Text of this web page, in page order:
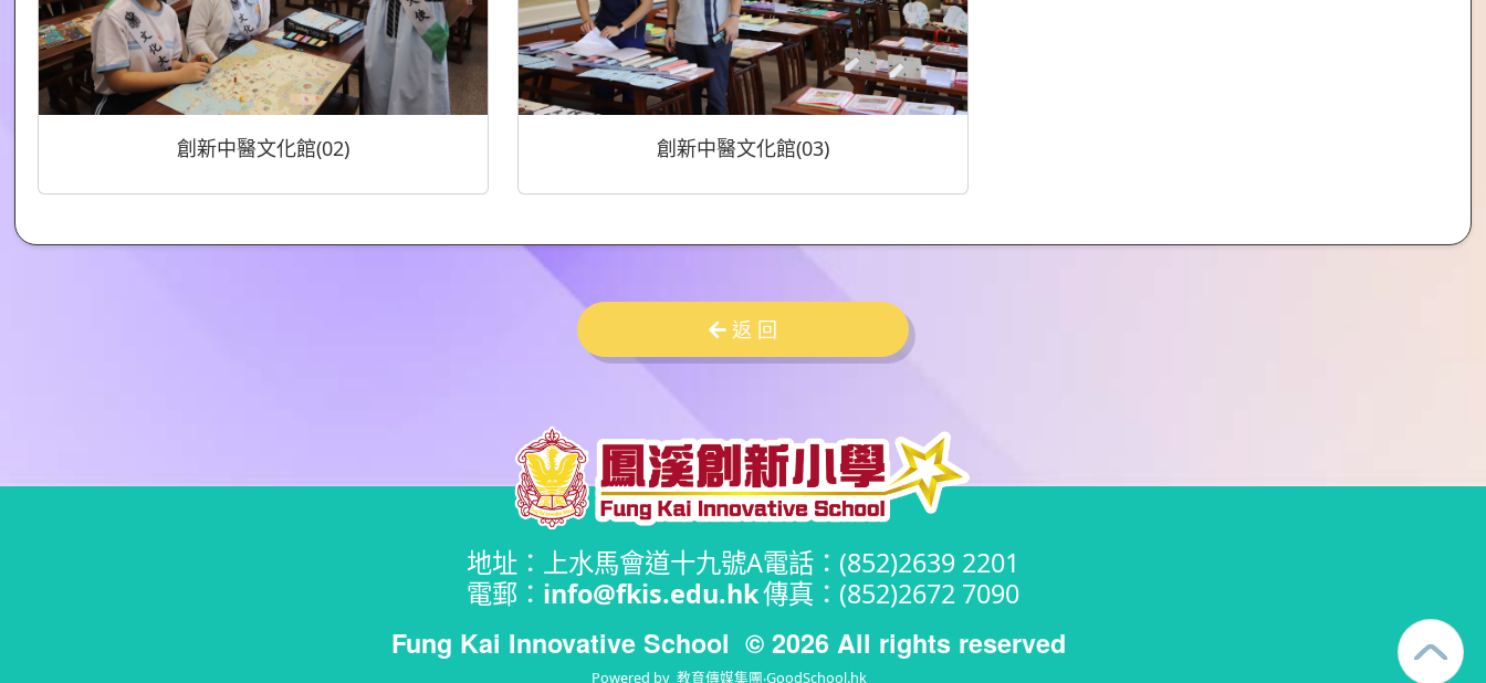
創新中醫文化館(02) 創新中醫文化館(03)
返 回
地址：上水馬會道十九號A
電郵： info@fkis.edu.hk
電話：(852)2639 2201
傳真：(852)2672 7090
Fung Kai Innovative School © 2026 All rights reserved
Powered by 教育傳媒集團‧GoodSchool.hk